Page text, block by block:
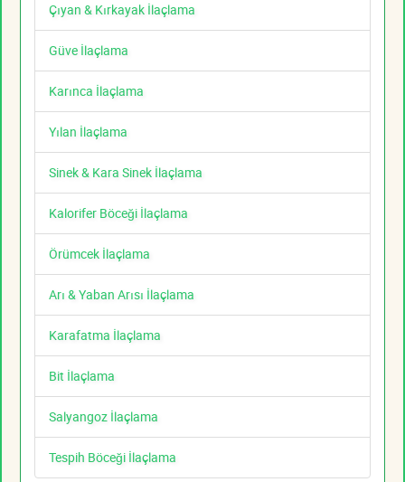
Çıyan & Kırkayak İlaçlama
Güve İlaçlama
Karınca İlaçlama
Yılan İlaçlama
Sinek & Kara Sinek İlaçlama
Kalorifer Böceği İlaçlama
Örümcek İlaçlama
Arı & Yaban Arısı İlaçlama
Karafatma İlaçlama
Bit İlaçlama
Salyangoz İlaçlama
Tespih Böceği İlaçlama